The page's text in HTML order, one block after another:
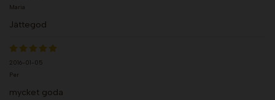
Maria
Jättegod
2016-01-05
Per
mycket goda